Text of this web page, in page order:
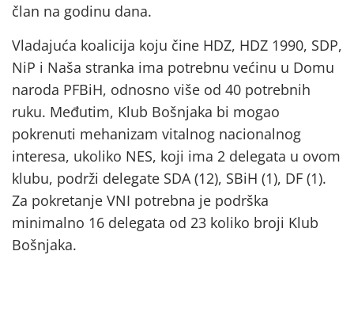
član na godinu dana.
Vladajuća koalicija koju čine HDZ, HDZ 1990, SDP,
NiP i Naša stranka ima potrebnu većinu u Domu
naroda PFBiH, odnosno više od 40 potrebnih
ruku. Međutim, Klub Bošnjaka bi mogao
pokrenuti mehanizam vitalnog nacionalnog
interesa, ukoliko NES, koji ima 2 delegata u ovom
klubu, podrži delegate SDA (12), SBiH (1), DF (1).
Za pokretanje VNI potrebna je podrška
minimalno 16 delegata od 23 koliko broji Klub
Bošnjaka.